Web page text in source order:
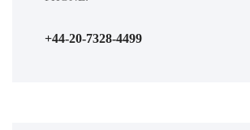
+44-20-7328-4499